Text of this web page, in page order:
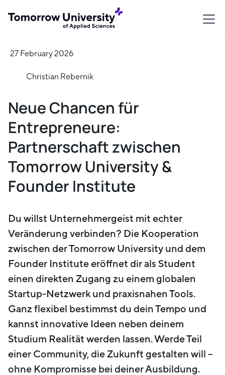
27 February 2026
Christian Rebernik
Neue Chancen für
Entrepreneure:
Partnerschaft zwischen
Tomorrow University &
Founder Institute
Du willst Unternehmergeist mit echter
Veränderung verbinden? Die Kooperation
zwischen der Tomorrow University und dem
Founder Institute eröffnet dir als Student
einen direkten Zugang zu einem globalen
Startup-Netzwerk und praxisnahen Tools.
Ganz flexibel bestimmst du dein Tempo und
kannst innovative Ideen neben deinem
Studium Realität werden lassen. Werde Teil
einer Community, die Zukunft gestalten will –
ohne Kompromisse bei deiner Ausbildung.